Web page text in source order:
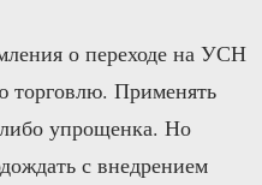
о переходе на УСН
торговлю. Применять
упрощенка. Но
с внедрением